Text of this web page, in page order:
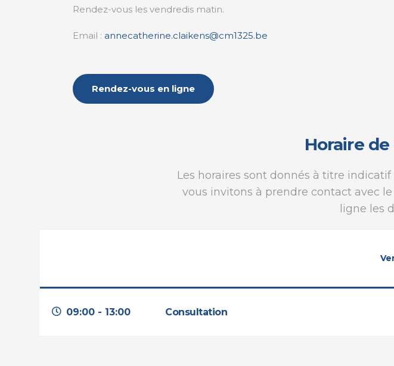
Rendez-vous les vendredis matin.
Email : annecatherine.claikens@cm1325.be
Rendez-vous en ligne
Horaire
Les horaires sont donnés à titre
vous invitons à prendre contact avec
ligne les
09:00 - 13:00 Consultation